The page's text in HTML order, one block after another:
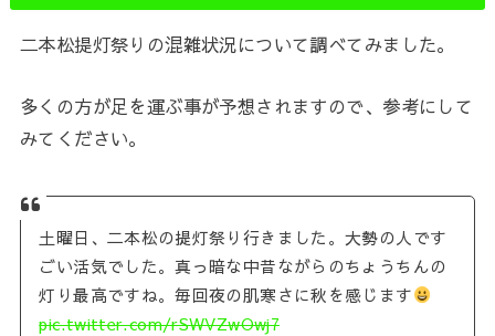
二本松提灯祭りの混雑状況について調べてみました。
多くの方が足を運ぶ事が予想されますので、参考にして
みてください。
土曜日、二本松の提灯祭り行きました。大勢の人です
ごい活気でした。真っ暗な中昔ながらのちょうちんの
灯り最高ですね。毎回夜の肌寒さに秋を感じます
pic.twitter.com/rSWVZwOwj7